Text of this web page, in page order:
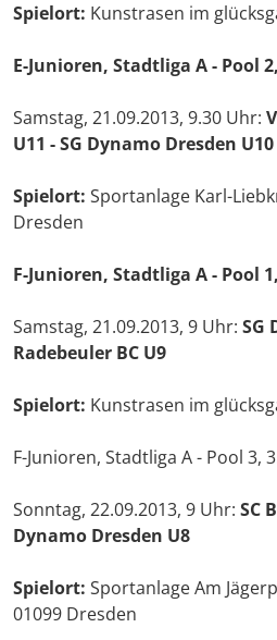
Spielort: Kunstrasen im
E-Junioren, Stadtliga A - Pool
Samstag, 21.09.2013, 9.30 Uhr:
U11 - SG Dynamo Dresden U10
Spielort: Sportanlage Karl-
Dresden
F-Junioren, Stadtliga A - Pool
Samstag, 21.09.2013, 9 Uhr: SG
Radebeuler BC U9
Spielort: Kunstrasen im
F-Junioren, Stadtliga A - Pool 3,
Sonntag, 22.09.2013, 9 Uhr: SC
Dynamo Dresden U8
Spielort: Sportanlage Am
01099 Dresden